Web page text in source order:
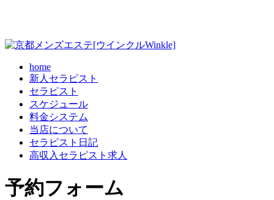
home
新人セラピスト
セラピスト
スケジュール
料金システム
当店について
セラピスト日記
高収入セラピスト求人
予約フォーム